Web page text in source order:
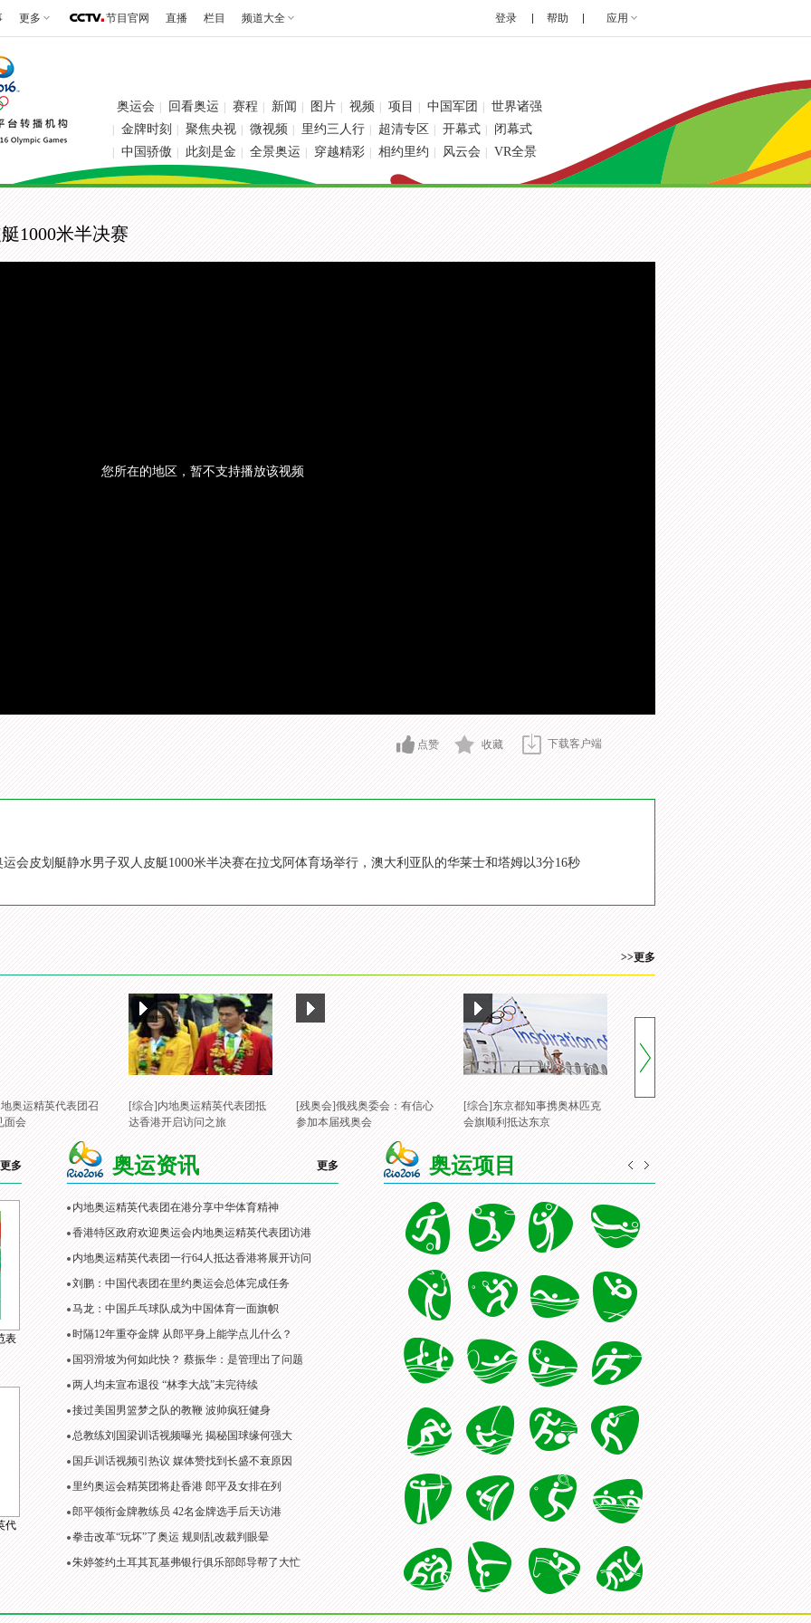
更多 节目官网 直播 栏目 频道大全 帮助 应用
登录
奥运会 回看奥运 赛程 新闻 图片 视频 项目 中国军团 世界诸强
金牌时刻 聚焦央视 微视频 里约三人行 超清专区 开幕式 闭幕式
中国骄傲 此刻是金 全景奥运 穿越精彩 相约里约 风云会 VR全景
1000米半决赛
您所在的地区，暂不支持播放该视频
点赞 收藏 下载客户端
运会皮划艇静水男子双人皮艇1000米半决赛在拉戈阿体育场举行，澳大利亚队的华莱士和塔姆以3分16秒
>>更多
奥运精英代表团召
面会
[综合]内地奥运精英代表团抵
达香港开启访问之旅
[残奥会]俄残奥委会：有信心
参加本届残奥会
[综合]东京都知事携奥林匹克
会旗顺利抵达东京
更多
表
代
奥运资讯 更多
内地奥运精英代表团在港分享中华体育精神
香港特区政府欢迎奥运会内地奥运精英代表团访港
内地奥运精英代表团一行64人抵达香港将展开访问
刘鹏：中国代表团在里约奥运会总体完成任务
马龙：中国乒乓球队成为中国体育一面旗帜
时隔12年重夺金牌 从郎平身上能学点儿什么？
国羽滑坡为何如此快？ 蔡振华：是管理出了问题
两人均未宣布退役 “林李大战”未完待续
接过美国男篮梦之队的教鞭 波帅疯狂健身
总教练刘国梁训话视频曝光 揭秘国球缘何强大
国乒训话视频引热议 媒体赞找到长盛不衰原因
里约奥运会精英团将赴香港 郎平及女排在列
郎平领衔金牌教练员 42名金牌选手后天访港
拳击改革“玩坏”了奥运 规则乱改裁判眼晕
朱婷签约土耳其瓦基弗银行俱乐部郎导帮了大忙
奥运项目